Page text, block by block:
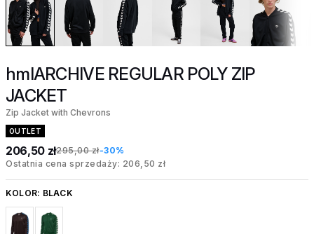
hmlARCHIVE REGULAR POLY ZIP
JACKET
Zip Jacket with Chevrons
OUTLET
206,50 zł295,00 zł-30%
Ostatnia cena sprzedaży: 206,50 zł
KOLOR: BLACK